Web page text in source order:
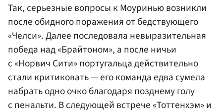
Так, серьезные вопросы к Моуринью возникли
после обидного поражения от бедствующего
«Челси». Далее последовала невыразительная
победа над «Брайтоном», а после ничьи
с «Норвич Сити» португальца действительно
стали критиковать — его команда едва сумела
набрать одно очко благодаря позднему голу
с пенальти. В следующей встрече «Тоттенхэм» и